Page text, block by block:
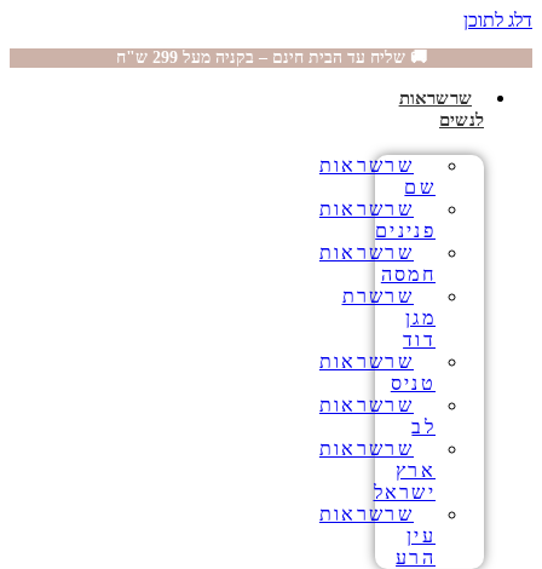
דלג לתוכן
🚚 שליח עד הבית חינם – בקניה מעל 299 ש"ח
שרשראות
לנשים
שרשראות
שם
שרשראות
פנינים
שרשראות
חמסה
שרשרת
מגן
דוד
שרשראות
טניס
שרשראות
לב
שרשראות
ארץ
ישראל
שרשראות
עין
הרע